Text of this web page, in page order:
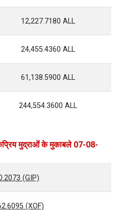
12,227.7180 ALL
24,455.4360 ALL
61,138.5900 ALL
244,554.3600 ALL
मुद्राओं के मुकाबले 07-08-
(GIP)
(XOF)